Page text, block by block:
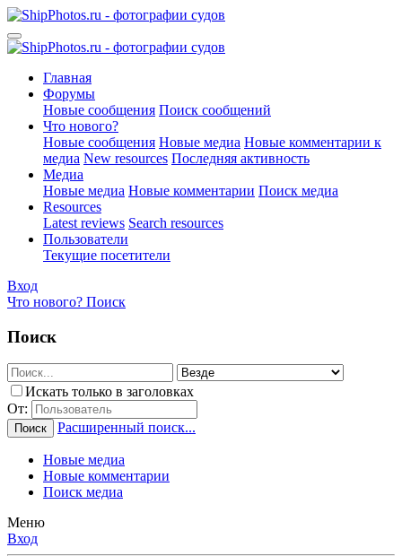
Главная
Форумы
Новые сообщения Поиск сообщений
Что нового?
Новые сообщения Новые медиа Новые комментарии к
медиа New resources Последняя активность
Медиа
Новые медиа Новые комментарии Поиск медиа
Resources
Latest reviews Search resources
Пользователи
Текущие посетители
Вход
Что нового? Поиск
Поиск
Искать только в заголовках
От:
Поиск Расширенный поиск...
Новые медиа
Новые комментарии
Поиск медиа
Меню
Вход